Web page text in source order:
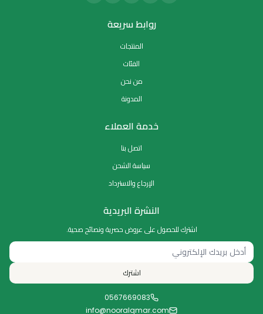
روابط سريعة
المنتجات
الفئات
من نحن
المدونة
خدمة العملاء
اتصل بنا
سياسة الشحن
الإرجاع والاسترداد
النشرة البريدية
اشترك للحصول على عروض حصرية ونصائح صحية.
اشترك
0567669083
info@nooralqmar.com